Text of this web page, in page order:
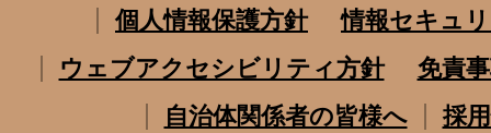
個人情報保護方針
情報セキュ
ウェブアクセシビリティ方針
免責
自治体関係者の皆様へ
採